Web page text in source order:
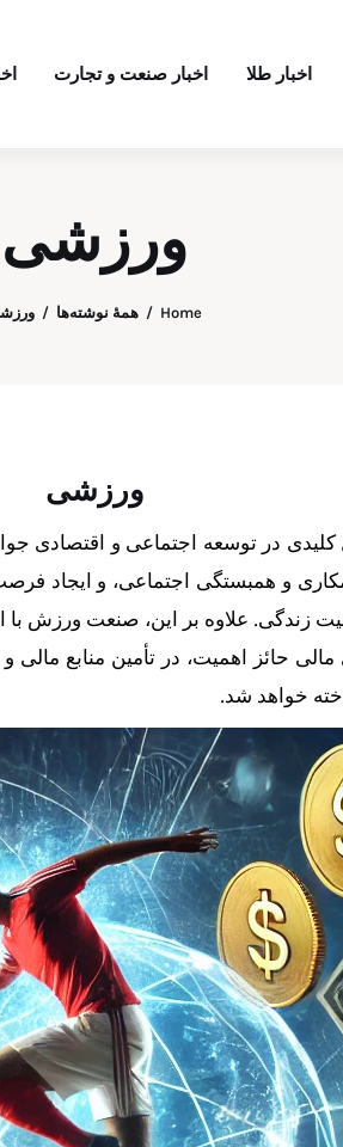
اخبار طلا اخبار صنعت و تجارت
ورزشی
Home همهٔ نوشته‌ها
ورزشی
در توسعه اجتماعی و اقتصادی
و همبستگی اجتماعی، و ایجاد
زندگی. علاوه بر این، صنعت ورزش
حائز اهمیت، در تأمین منابع
خواهد شد.